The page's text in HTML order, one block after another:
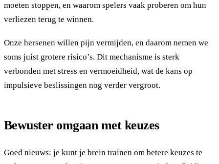
moeten stoppen, en waarom spelers vaak proberen om hun
verliezen terug te winnen.
Onze hersenen willen pijn vermijden, en daarom nemen we
soms juist grotere risico’s. Dit mechanisme is sterk
verbonden met stress en vermoeidheid, wat de kans op
impulsieve beslissingen nog verder vergroot.
Bewuster omgaan met keuzes
Goed nieuws: je kunt je brein trainen om betere keuzes te